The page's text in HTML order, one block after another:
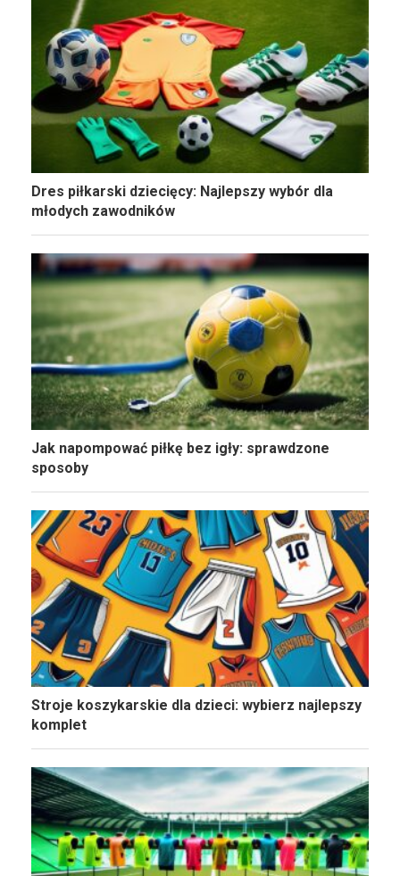
Dres piłkarski dziecięcy: Najlepszy wybór dla
młodych zawodników
Jak napompować piłkę bez igły: sprawdzone
sposoby
Stroje koszykarskie dla dzieci: wybierz najlepszy
komplet